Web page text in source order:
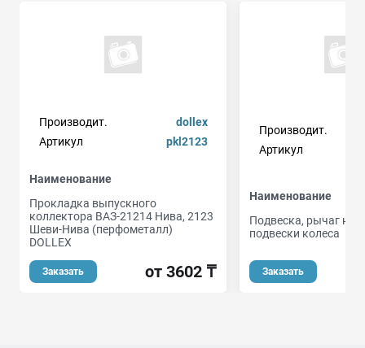
Производит.
dollex
Артикул
pkl2123
Наименование
Прокладка выпускного
коллектора ВАЗ-21214 Нива, 2123
Шеви-Нива (перфометалл)
DOLLEX
Заказать от 3602 ₸
Производит.
Артикул
Наименование
Подвеска, рычаг
подвески колеса
Заказать